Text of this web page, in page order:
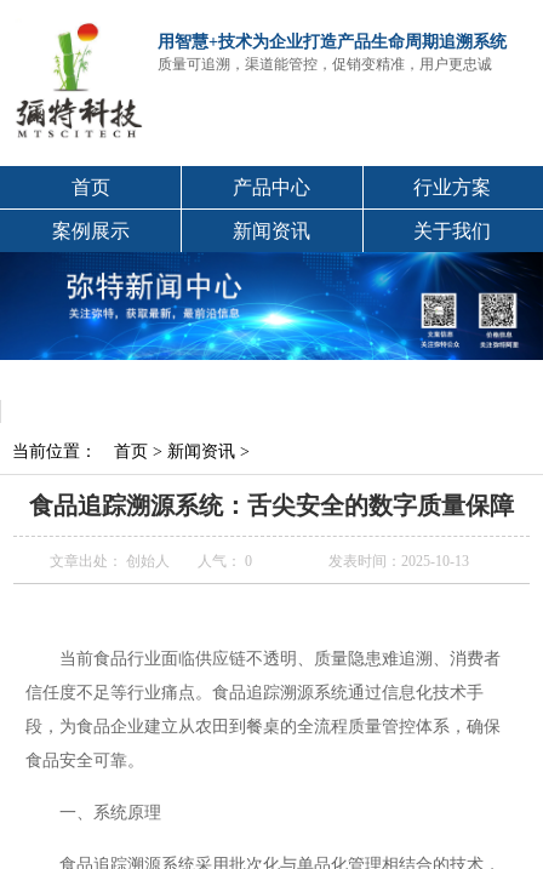
用智慧+技术为企业打造产品生命周期追溯系统
质量可追溯，渠道能管控，促销变精准，用户更忠诚
首页 产品中心 行业方案
案例展示 新闻资讯 关于我们
当前位置： 首页 > 新闻资讯 >
食品追踪溯源系统：舌尖安全的数字质量保障
文章出处： 创始人 人气： 0 发表时间：2025-10-13
当前食品行业面临供应链不透明、质量隐患难追溯、消费者
信任度不足等行业痛点。食品追踪溯源系统通过信息化技术手
段，为食品企业建立从农田到餐桌的全流程质量管控体系，确保
食品安全可靠。
一、系统原理
食品追踪溯源系统采用批次化与单品化管理相结合的技术，